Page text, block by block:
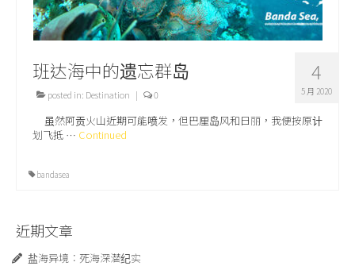
4
5 月 2020
班达海中的遗忘群岛
posted in: Destination | 0
虽然阿贡火山近期可能喷发，但巴厘岛风和日丽，我便按原计
划飞抵 … Continued
bandasea
近期文章
盐海异境：死海深潜纪实